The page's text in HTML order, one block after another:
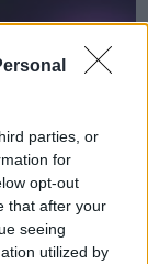
parties, or
for
opt-out
that after your
seeing
utilized by